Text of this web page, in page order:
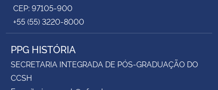
CEP: 97105-900
+55 (55) 3220-8000
PPG HISTÓRIA
SECRETARIA INTEGRADA DE PÓS-GRADUAÇÃO DO
CCSH